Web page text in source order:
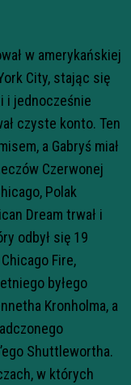
w amerykańskiej
City, stając się
i jednocześnie
czyste konto. Ten
a Gabryś miał
Czerwonej
Polak
Dream trwał i
odbył się 19
Fire,
byłego
Kronholma, a
Shuttlewortha.
w których